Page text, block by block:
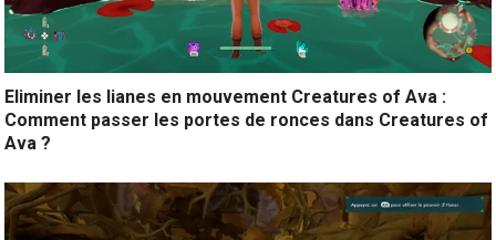
Eliminer les lianes en mouvement Creatures of Ava :
Comment passer les portes de ronces dans Creatures of
Ava ?